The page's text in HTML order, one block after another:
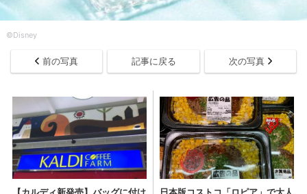
©Disney
前の写真 記事に戻る 次の写真